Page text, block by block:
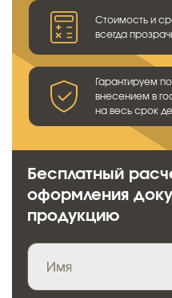
Стоимость и
всегда
Гарантируем
внесением в
на весь срок
Бесплатный
оформления
продукцию
Имя